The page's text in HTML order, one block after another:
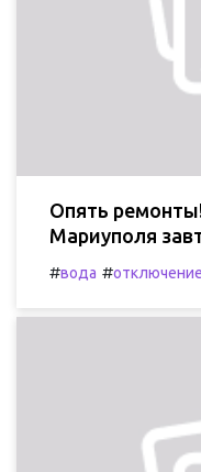
Опять
Мариуполя
#вода #отключение